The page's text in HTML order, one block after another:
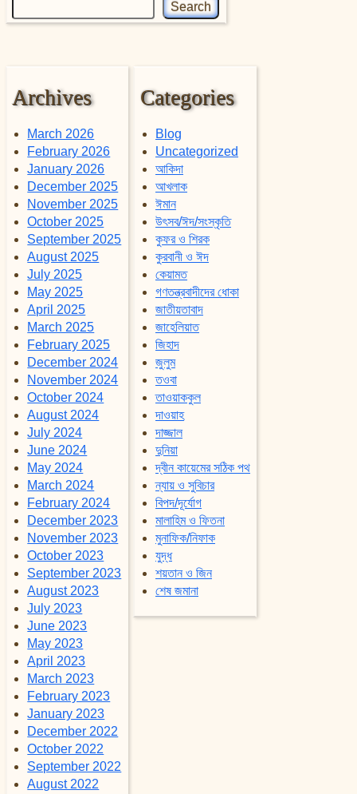
Search
Archives
March 2026
February 2026
January 2026
December 2025
November 2025
October 2025
September 2025
August 2025
July 2025
May 2025
April 2025
March 2025
February 2025
December 2024
November 2024
October 2024
August 2024
July 2024
June 2024
May 2024
March 2024
February 2024
December 2023
November 2023
October 2023
September 2023
August 2023
July 2023
June 2023
May 2023
April 2023
March 2023
February 2023
January 2023
December 2022
October 2022
September 2022
August 2022
Categories
Blog
Uncategorized
আকিদা
আখলাক
ঈমান
উৎসব/ঈদ/সংস্কৃতি
কুফর ও শিরক
কুরবানী ও ঈদ
কেয়ামত
গণতন্ত্রবাদীদের ধোকা
জাতীয়তাবাদ
জাহেলিয়াত
জিহাদ
জুলুম
তওবা
তাওয়াককুল
দাওয়াহ
দাজ্জাল
দুনিয়া
দ্বীন কায়েমের সঠিক পথ
ন্যায় ও সুবিচার
বিপদ/দূর্যোগ
মালাহিম ও ফিতনা
মুনাফিক/নিফাক
যুদ্ধ
শয়তান ও জিন
শেষ জমানা